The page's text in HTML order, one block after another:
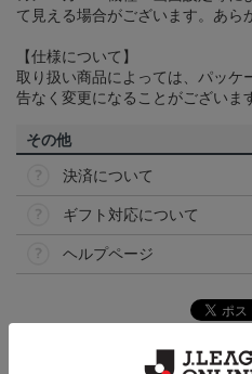
て見える場合がございます。あら
【仕様について】
取り扱い商品によっては、パッケ
告なく変更になることがございま
その他
決済について
ギフト対応について
ヘルプページ